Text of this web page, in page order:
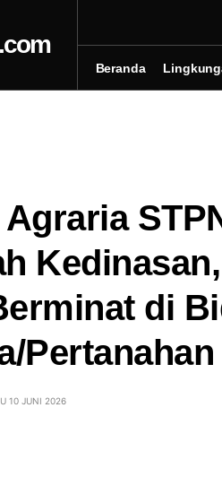
Beranda
di
10 JUNI 2026